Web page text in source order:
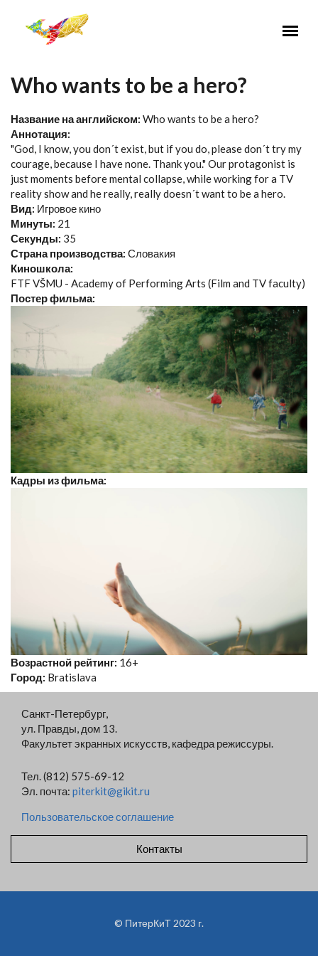
Who wants to be a hero?
Название на английском: Who wants to be a hero?
Аннотация:
"God, I know, you don´t exist, but if you do, please don´t try my
courage, because I have none. Thank you." Our protagonist is
just moments before mental collapse, while working for a TV
reality show and he really, really doesn´t want to be a hero.
Вид: Игровое кино
Минуты: 21
Секунды: 35
Страна производства: Словакия
Киношкола:
FTF VŠMU - Academy of Performing Arts (Film and TV faculty)
Постер фильма:
Кадры из фильма:
Возрастной рейтинг: 16+
Город: Bratislava
Санкт-Петербург,
ул. Правды, дом 13.
Факультет экранных искусств, кафедра режиссуры.
Тел. (812) 575-69-12
Эл. почта: piterkit@gikit.ru
Пользовательское соглашение
Контакты
© ПитерКиТ 2023 г.